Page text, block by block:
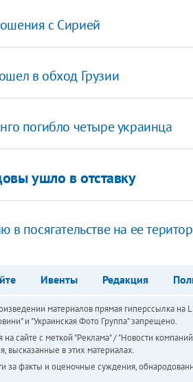
с Сирией
в обход Грузии
погибло четыре украинца
ушло в отставку
в посягательстве на ее
Ивенты Редакция
материалов прямая гиперссылка на
и "Украинская Фото Группа" запрещено.
сайте с меткой "Реклама" / "Новости
высказанные в этих материалах.
за факты и оценочные суждения,